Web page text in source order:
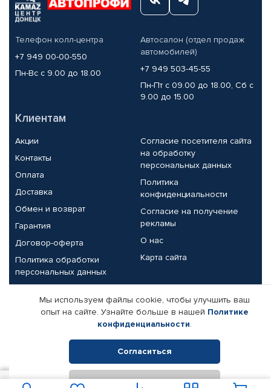
Телефон колл-центра
+7 949 00-00-550
Пн-Вс с 9.00 до 18.00
Автосалон (отдел продаж
автомобилей)
+7 949 503-45-55
Пн-Пт с 09.00 до 18.00, Сб с
9.00 до 15.00
Клиентам
Акции
Контакты
Оплата
Доставка
Обмен и возврат
Гарантия
Договор-оферта
Политика обработки
персональных данных
Согласие посетителя сайта
на обработку
персональных данных
Политика
конфиденциальности
Согласие на получение
рекламы
О нас
Карта сайта
Партнерам
Корпоративным клиентам
Поставщикам
Реквизиты компании
© КАМАЗ ЦЕНТР ДОНЕЦК, 2015-2026. Все права защищены.
Мы используем файлы cookie, чтобы улучшить ваш
опыт на сайте. Узнайте больше в нашей Политике
конфиденциальности.
Согласиться
Отклонить